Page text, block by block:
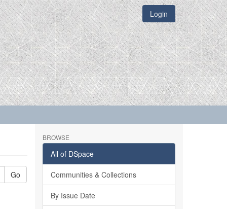
Login
Go
BROWSE
All of DSpace
Communities & Collections
By Issue Date